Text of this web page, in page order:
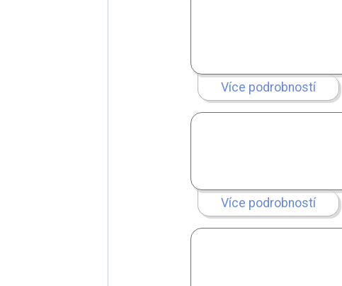
Více podrobností
Více podrobností